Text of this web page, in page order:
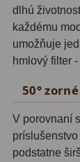
Púzdra a
Montáže
Azimutálne
Equatoriálne
dlhú
každému
umožňuje
hmlový filter
50°
V porovnaní
podstatne